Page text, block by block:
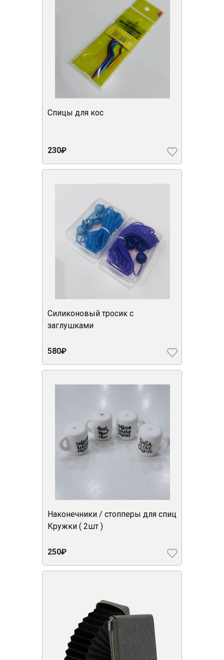
Спицы для кос
230₽
Силиконовый тросик с
заглушками
580₽
Наконечники / стопперы для спиц
Кружки ( 2шт )
250₽